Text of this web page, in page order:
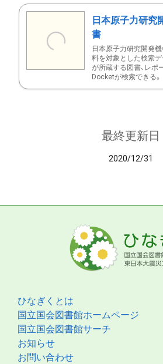
日本原子力研究
書
日本原子力研究開発
料を対象とした検索
が所蔵する図書、レポ
Docketが検索できる。
最終更新日
2020/12/31
ひなぎくとは
国立国会図書館ホームページ
国立国会図書館サーチ
お知らせ
お問い合わせ